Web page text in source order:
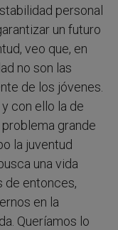
personal
un futuro
veo que, en
no son las
de los jóvenes.
con ello la de
grande
la juventud
una vida
de entonces,
en la
Queríamos lo